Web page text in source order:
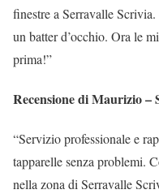
finestre a Serravalle
un batter d’occhio. Ora le
prima!”
Recensione di Maurizio –
“Servizio professionale e
tapparelle senza problemi.
nella zona di Serravalle